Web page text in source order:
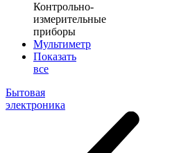
Контрольно-
измерительные
приборы
Мультиметр
Показать
все
Бытовая
электроника